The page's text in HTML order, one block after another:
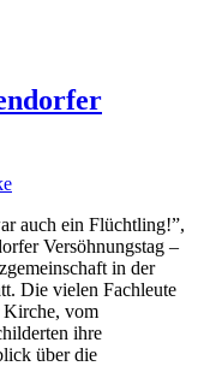
auch ein Flüchtling!”,
Versöhnungstag –
in der
Die vielen Fachleute
Kirche, vom
ihre
über die